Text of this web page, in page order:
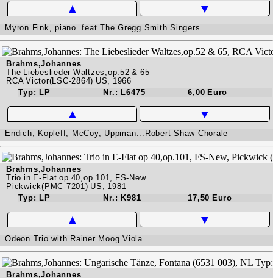
▲ ▼
Myron Fink, piano. feat.The Gregg Smith Singers.
Brahms,Johannes
The Liebeslieder Waltzes,op.52 & 65
RCA Victor(LSC-2864) US, 1966
Typ: LP
Nr.: L6475 6,00 Euro
▲ ▼
Endich, Kopleff, McCoy, Uppman...Robert Shaw Chorale
Brahms,Johannes
Trio in E-Flat op 40,op.101, FS-New
Pickwick(PMC-7201) US, 1981
Typ: LP
Nr.: K981 17,50 Euro
▲ ▼
Odeon Trio with Rainer Moog Viola.
Brahms,Johannes